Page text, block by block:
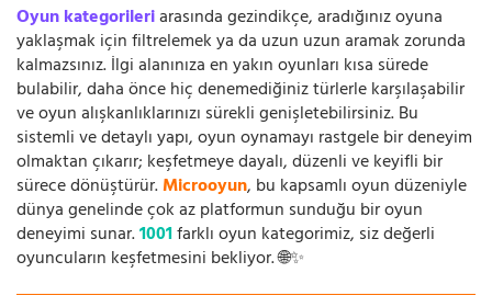
Oyun kategorileriarasında gezindikçe, aradığınız oyuna
yaklaşmak için filtrelemek ya da uzun uzun aramak zorunda
kalmazsınız. İlgi alanınıza en yakın oyunları kısa sürede
bulabilir, daha önce hiç denemediğiniz türlerle karşılaşabilir
ve oyun alışkanlıklarınızı sürekli genişletebilirsiniz. Bu
sistemli ve detaylı yapı, oyun oynamayı rastgele bir deneyim
olmaktan çıkarır; keşfetmeye dayalı, düzenli ve keyifli bir
sürece dönüştürür.Microoyun, bu kapsamlı oyun düzeniyle
dünya genelinde çok az platformun sunduğu bir oyun
deneyimi sunar.1001farklı oyun kategorimiz, siz değerli
oyuncuların keşfetmesini bekliyor. 🌐✨